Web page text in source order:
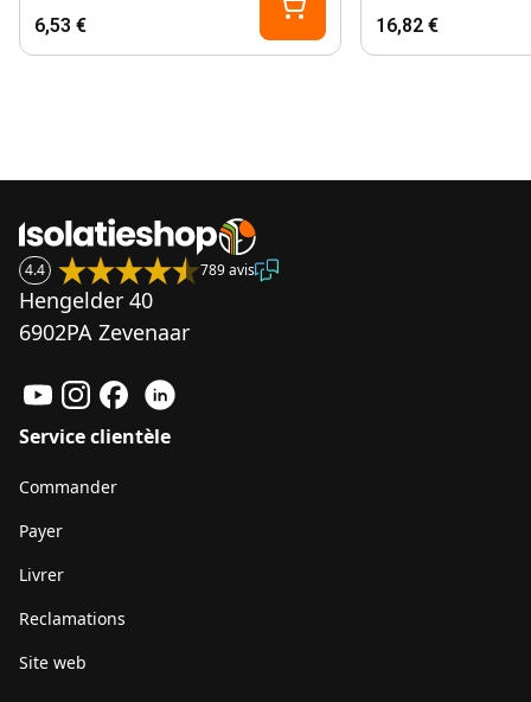
6,53 € 16,82 €
4.4 789 avis
Hengelder 40
6902PA Zevenaar
Service clientèle
Commander
Payer
Livrer
Reclamations
Site web